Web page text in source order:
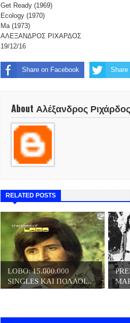
Get Ready (1969)
Ecology (1970)
Ma (1973)
ΑΛΕΞΑΝΔΡΟΣ ΡΙΧΑΡΔΟΣ
19/12/16
Share on Facebook Share
About Αλέξανδρος Ριχάρδος
RELATED POSTS
LOBO: 15.000.000
SINGLES ΚΑΙ ΠΟΛΛΟΙ...